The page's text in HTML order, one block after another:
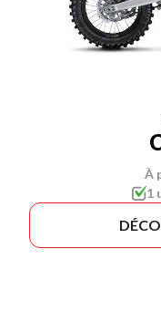
À
1